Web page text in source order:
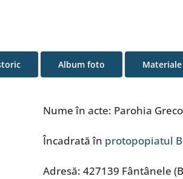
Album foto
Nume în acte: Parohia
Încadrată în protopopiatul
Adresă: 427139 Fântânele